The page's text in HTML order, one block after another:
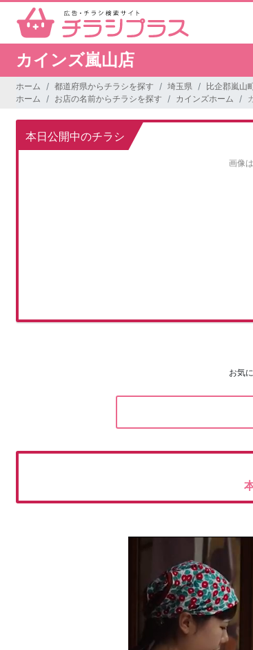
カインズ嵐山店
ホーム 都道府県からチラシを探す 埼玉県 比企郡嵐山
ホーム
お店の名前からチラシを探す カインズホーム
本日公開中のチラシ
画像
お気